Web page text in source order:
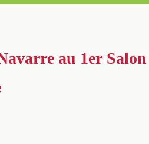
au 1er Salon